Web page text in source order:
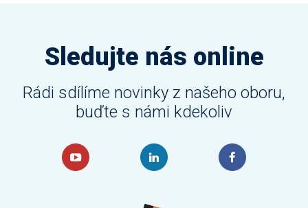
Sledujte nás online
Rádi sdílíme novinky z našeho oboru,
buďte s námi kdekoliv